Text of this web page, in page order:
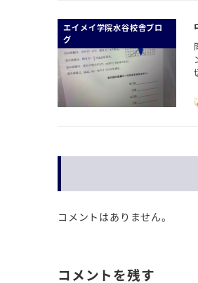
エイメイ学院水谷校舎ブロ
グ
コメントはありません。
コメントを残す